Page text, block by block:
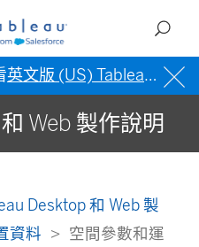
英文版 (US) Tableau 說明
Web 製作說明
Desktop 和 Web 製
資料
空間參數和運